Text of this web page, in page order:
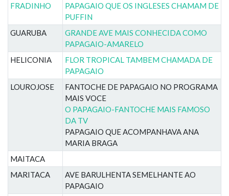
FRADINHO
PAPAGAIO QUE OS INGLESES CHAMAM DE
PUFFIN
GUARUBA
GRANDE AVE MAIS CONHECIDA COMO
PAPAGAIO-AMARELO
HELICONIA
FLOR TROPICAL TAMBEM CHAMADA DE
PAPAGAIO
LOUROJOSE
FANTOCHE DE PAPAGAIO NO PROGRAMA
MAIS VOCE
O PAPAGAIO-FANTOCHE MAIS FAMOSO
DA TV
PAPAGAIO QUE ACOMPANHAVA ANA
MARIA BRAGA
MAITACA
MARITACA
AVE BARULHENTA SEMELHANTE AO
PAPAGAIO